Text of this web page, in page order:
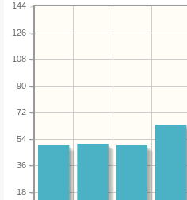
18
36
54
72
90
108
126
144